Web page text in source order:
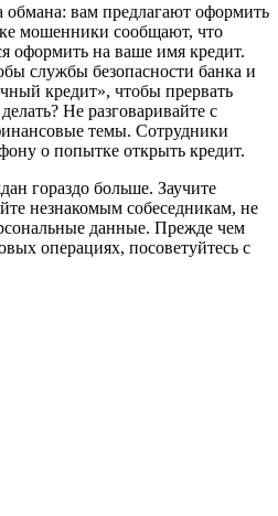
обмана: вам предлагают оформить
мошенники сообщают, что
оформить на ваше имя кредит.
службы безопасности банка и
кредит», чтобы прервать
Не разговаривайте с
темы. Сотрудники
о попытке открыть кредит.
гораздо больше. Заучите
незнакомым собеседникам, не
данные. Прежде чем
операциях, посоветуйтесь с